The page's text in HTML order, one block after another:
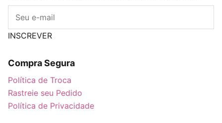
INSCREVER
Compra Segura
Política de Troca
Rastreie seu Pedido
Política de Privacidade